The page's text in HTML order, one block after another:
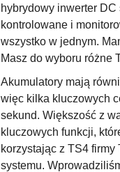
hybrydowy inwerter
kontrolowane i
wszystko w jednym.
Masz do wyboru różne
Akumulatory mają
więc kilka kluczowych
sekund. Większość z
kluczowych funkcji,
korzystając z TS4
systemu.